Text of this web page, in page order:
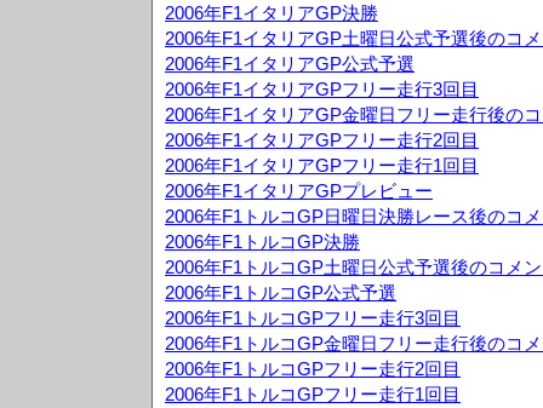
2006年F1イタリアGP決勝
2006年F1イタリアGP土曜日公式予選後のコ
2006年F1イタリアGP公式予選
2006年F1イタリアGPフリー走行3回目
2006年F1イタリアGP金曜日フリー走行後の
2006年F1イタリアGPフリー走行2回目
2006年F1イタリアGPフリー走行1回目
2006年F1イタリアGPプレビュー
2006年F1トルコGP日曜日決勝レース後のコ
2006年F1トルコGP決勝
2006年F1トルコGP土曜日公式予選後のコメ
2006年F1トルコGP公式予選
2006年F1トルコGPフリー走行3回目
2006年F1トルコGP金曜日フリー走行後のコ
2006年F1トルコGPフリー走行2回目
2006年F1トルコGPフリー走行1回目